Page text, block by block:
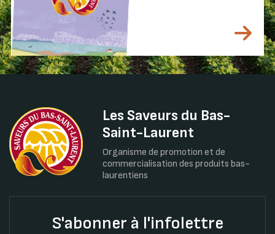
Les Saveurs du Bas-
Saint-Laurent
Organisme de promotion et de
commercialisation des produits bas-
laurentiens
S'abonner à l'infolettre